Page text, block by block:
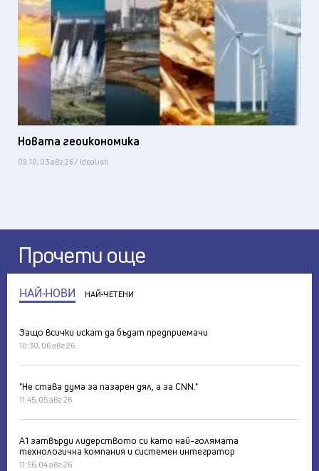
Новата геоикономика
09:10, 03 авг 26 / Idealisti
Прочети още
НАЙ-НОВИ НАЙ-ЧЕТЕНИ
Защо всички искат да бъдат предприемачи
10:30, 06 авг 26
"Не става дума за пазарен дял, а за CNN."
11:45, 05 авг 26
А1 затвърди лидерството си като най-голямата
технологична компания и системен интегратор
11:56, 04 авг 26